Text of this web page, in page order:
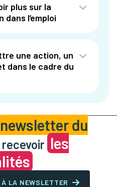
plus sur la
l’emploi
une action, un
dans le cadre du
newsletter du
les
LA NEWSLETTER